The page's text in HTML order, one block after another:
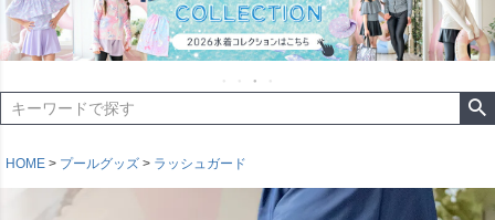
HOME プールグッズ ラッシュガード